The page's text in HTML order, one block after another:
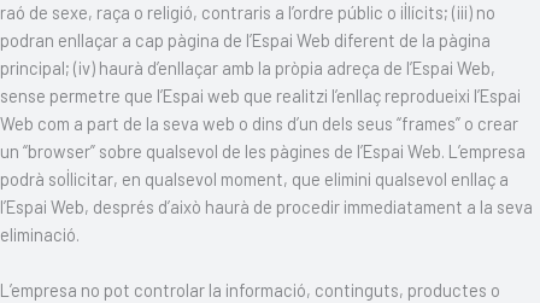
raó de sexe, raça o religió, contraris a l’ordre públic o il·lícits; (iii) no
podran enllaçar a cap pàgina de l’Espai Web diferent de la pàgina
principal; (iv) haurà d’enllaçar amb la pròpia adreça de l’Espai Web,
sense permetre que l’Espai web que realitzi l’enllaç reprodueixi l’Espai
Web com a part de la seva web o dins d’un dels seus “frames” o crear
un “browser” sobre qualsevol de les pàgines de l’Espai Web. L’empresa
podrà sol·licitar, en qualsevol moment, que elimini qualsevol enllaç a
l’Espai Web, després d’això haurà de procedir immediatament a la seva
eliminació.
L’empresa no pot controlar la informació, continguts, productes o